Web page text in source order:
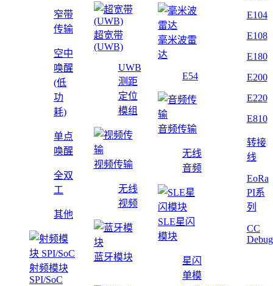
窄带
传输
空中
唤醒
(低
功
耗)
单点
唤醒
全双
工
其他
射频模块
SPI/SoC
超宽带
(UWB)
UWB
测距
定位
模组
视频传输
无线
视频
蓝牙模块
毫米波雷
达
E54
音频传输
无线
音频
SLE星闪
模块
星闪
单模
E104
E108
E180
E200
E220
E810
转接
线
EoRa
PI系
列
CC